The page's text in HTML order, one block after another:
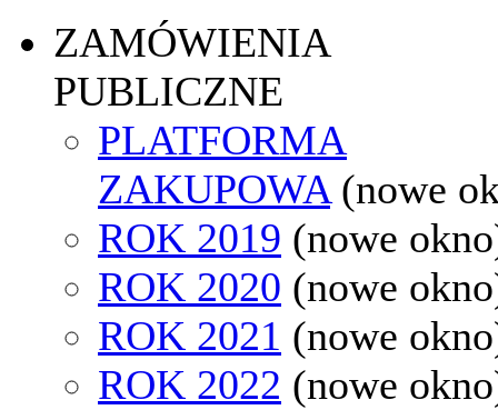
ZAMÓWIENIA
PUBLICZNE
PLATFORMA
ZAKUPOWA (nowe
ROK 2019 (nowe
ROK 2020 (nowe
ROK 2021 (nowe
ROK 2022 (nowe